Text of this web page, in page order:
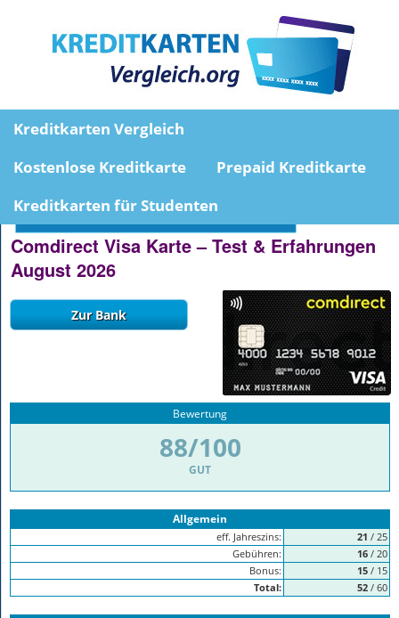
Kreditkarten Vergleich
Kostenlose Kreditkarte
Prepaid Kreditkarte
Kreditkarten für Studenten
Comdirect Visa Karte – Test & Erfahrungen
August 2026
Bewertung
88/100
GUT
Allgemein
eff. Jahreszins: 21/ 25
Gebühren:
16/ 20
Bonus:
15/ 15
Total:
52/ 60